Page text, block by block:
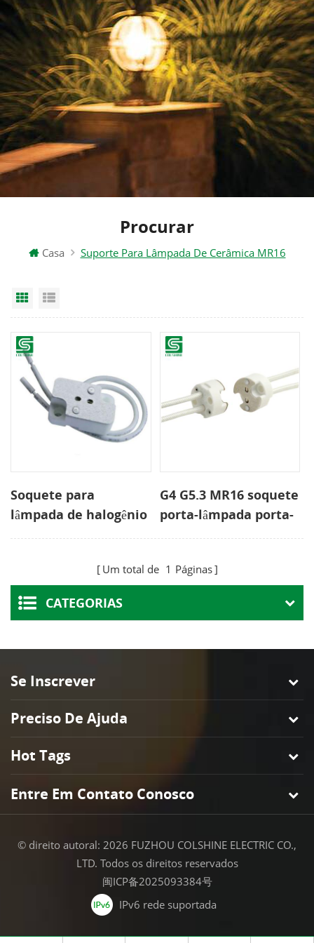
Procurar
Casa Suporte Para Lâmpada De Cerâmica MR16
Grid View
Soquete para
lâmpada de halogênio
G5.3 MR16 Suporte
cerâmica de baixa
tensão
G4 G5.3 MR16 soquete
porta-lâmpada porta-
lâmpada halogênio
Um total de 1 Páginas
CATEGORIAS
Se Inscrever
Preciso De Ajuda
Hot Tags
Entre Em Contato Conosco
© direito autoral: 2026 FUZHOU COLSHINE ELECTRIC CO.,
LTD. Todos os direitos reservados
闽ICP备2025093384号
IPv6 rede suportada